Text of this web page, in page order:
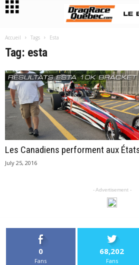
Accueil Tags Esta
Tag: esta
Les Canadiens performent aux
July 25, 2016
- Advertisement -
0
Fans
68,202
Fans